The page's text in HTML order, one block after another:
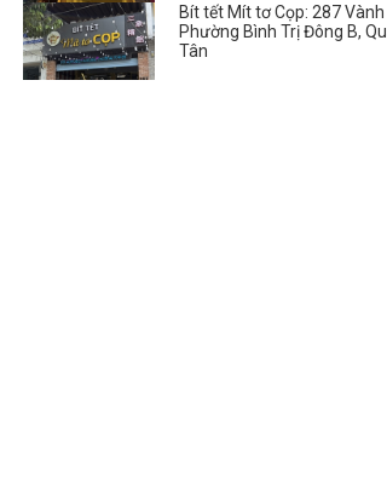
Bít tết Mít tơ Cọp: 287
Phường Bình Trị Đông B,
Tân